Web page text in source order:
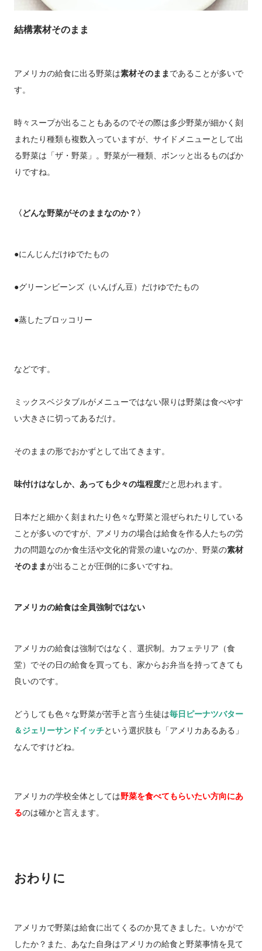
結構素材そのまま
アメリカの給食に出る野菜は素材そのままであることが多いで
す。
時々スープが出ることもあるのでその際は多少野菜が細かく刻
まれたり種類も複数入っていますが、サイドメニューとして出
る野菜は「ザ・野菜」。野菜が一種類、ボンッと出るものばか
りですね。
〈どんな野菜がそのままなのか？〉
●にんじんだけゆでたもの
●グリーンビーンズ（いんげん豆）だけゆでたもの
●蒸したブロッコリー
などです。
ミックスベジタブルがメニューではない限りは野菜は食べやす
い大きさに切ってあるだけ。
そのままの形でおかずとして出てきます。
味付けはなしか、あっても少々の塩程度だと思われます。
日本だと細かく刻まれたり色々な野菜と混ぜられたりしている
ことが多いのですが、アメリカの場合は給食を作る人たちの労
力の問題なのか食生活や文化的背景の違いなのか、野菜の素材
そのままが出ることが圧倒的に多いですね。
アメリカの給食は全員強制ではない
アメリカの給食は強制ではなく、選択制。カフェテリア（食
堂）でその日の給食を買っても、家からお弁当を持ってきても
良いのです。
どうしても色々な野菜が苦手と言う生徒は毎日ピーナツバター
＆ジェリーサンドイッチという選択肢も「アメリカあるある」
なんですけどね。
アメリカの学校全体としては野菜を食べてもらいたい方向にあ
るのは確かと言えます。
おわりに
アメリカで野菜は給食に出てくるのか見てきました。いかがで
したか？また、あなた自身はアメリカの給食と野菜事情を見て